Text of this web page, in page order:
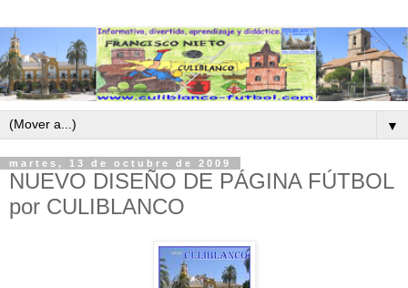
▼
martes, 13 de octubre de 2009
NUEVO DISEÑO DE PÁGINA FÚTBOL
por CULIBLANCO